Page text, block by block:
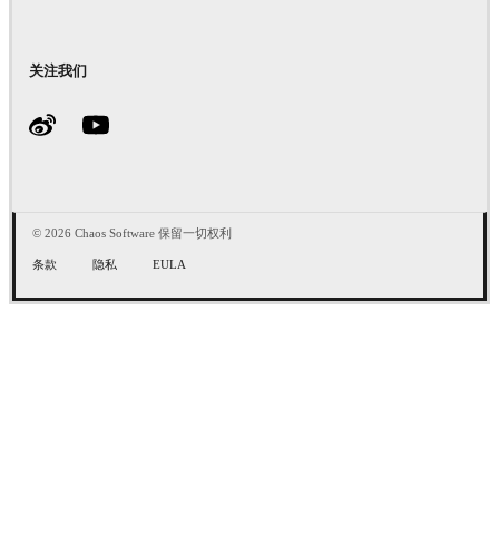
关注我们
© 2026 Chaos Software 保留一切权利
条款 隐私 EULA